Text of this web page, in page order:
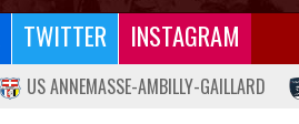
TWITTER INSTAGRAM
US ANNEMASSE-AMBILLY-GAILLARD